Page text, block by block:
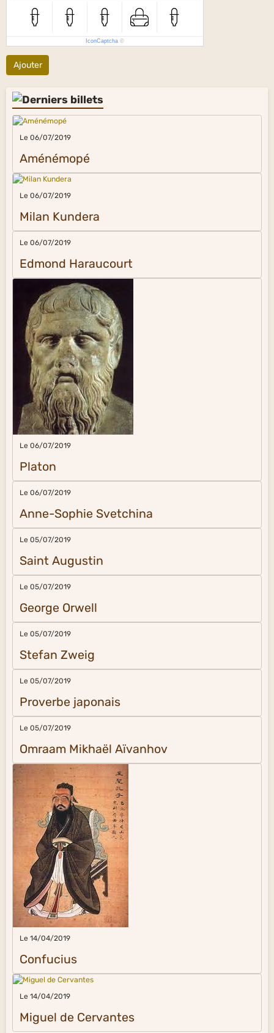
IconCaptcha ©
Ajouter
Le 06/07/2019
Aménémopé
Le 06/07/2019
Milan Kundera
Le 06/07/2019
Edmond Haraucourt
Le 06/07/2019
Platon
Le 06/07/2019
Anne-Sophie Svetchina
Le 05/07/2019
Saint Augustin
Le 05/07/2019
George Orwell
Le 05/07/2019
Stefan Zweig
Le 05/07/2019
Proverbe japonais
Le 05/07/2019
Omraam Mikhaël Aïvanhov
Le 14/04/2019
Confucius
Le 14/04/2019
Miguel de Cervantes